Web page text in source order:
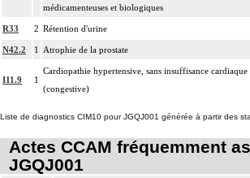
médicamenteuses et biologiques
R33 2 Rétention d'urine
N42.2 1 Atrophie de la prostate
I11.9 1
Cardiopathie hypertensive, sans insuffisance cardiaque
(congestive)
Liste de diagnostics CIM10 pour JGQJ001 générée à partir des
Actes CCAM fréquemment
JGQJ001